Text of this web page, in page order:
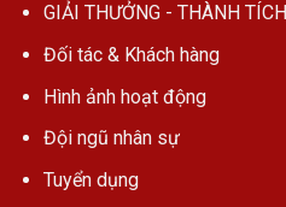
GIẢI THƯỞNG - THÀNH TÍCH
Đối tác & Khách hàng
Hình ảnh hoạt động
Đội ngũ nhân sự
Tuyển dụng